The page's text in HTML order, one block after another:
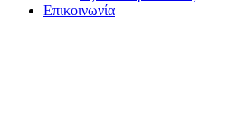
Επικοινωνία